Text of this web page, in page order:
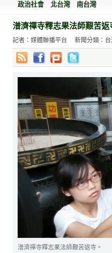
政治社會 北台灣 南台灣
潽濟禪寺釋志果法師艱苦返
記者：媒體聯播平台 新聞分類：
潽濟禪寺釋志果法師艱苦返寺。